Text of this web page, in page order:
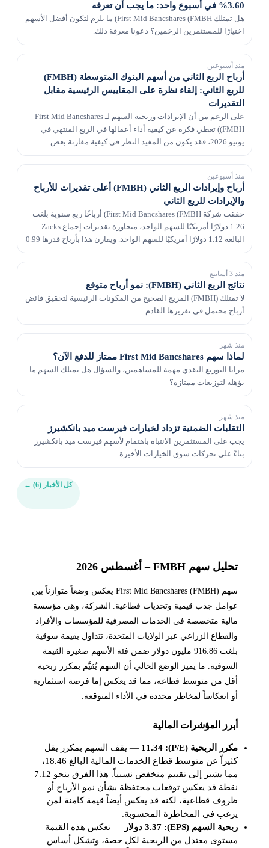
3.60% في أسبوع واحد: ما يجب أن تعرفه
هل تمتلك First Mid Bancshares (FMBH) ما يلزم لتكون أفضل الأسهم
اختيارًا للمستثمرين الزخمين؟ دعونا معرفة ذلك.
منذ أسبوعين
أرباح الربع الثاني من أسهم البنوك المتوسطة (FMBH)
للربع الثاني: إلقاء نظرة على المقاييس الرئيسية مقابل
التقديرات
على الرغم من أن الإيرادات وربحية السهم لـ First Mid Bancshares
(FMBH) تعطي فكرة عن كيفية أداء أعمالها في الربع المنتهي في
يونيو 2026، فقد يكون من المفيد النظر في كيفية مقارنة بعض
منذ أسبوعين
أرباح وإيرادات الربع الثاني (FMBH) أعلى تقديرات للأرباح
والإيرادات للربع الثاني
حققت شركة First Mid Bancshares (FMBH) أرباحًا ربع سنوية بلغت
1.26 دولارًا أمريكيًا للسهم الواحد، متجاوزة تقديرات إجماع Zacks
البالغة 1.12 دولارًا أمريكيًا للسهم الواحد. ويقارن هذا بأرباح قدرها 0.99
منذ 3 أسابيع
نتائج الربع الثاني (FMBH): نمو أرباح متوقع
لا تمتلك (FMBH) المزيج الصحيح من المكونات الرئيسية لتحقيق فائض
أرباح محتمل في تقريرها القادم.
منذ شهر
لماذا سهم First Mid Bancshares ممتاز للدفع الآن؟
مزايا التوزيع النقدي مهمة للمساهمين، والسؤال هل يمتلك السهم ما
يؤهله لتوزيعات ممتازة؟
منذ شهر
التقلبات الضمنية تزداد لخيارات فيرست ميد بانكشيرز
يجب على المستثمرين الانتباه باهتمام لأسهم فيرست ميد بانكشيرز
بناءً على تحركات سوق الخيارات الأخيرة.
كل الأخبار (6) ←
تحليل سهم FMBH – أغسطس 2026
سهم First Mid Bancshares (FMBH) يعكس وضعاً متوازناً بين
عوامل جذب قيمية وتحديات قطاعية. الشركة، وهي مؤسسة
مالية متخصصة في الخدمات المصرفية للمؤسسات والأفراد
والقطاع الزراعي عبر الولايات المتحدة، تتداول بقيمة سوقية
بلغت 916.86 مليون دولار ضمن فئة الأسهم صغيرة القيمة
السوقية. ما يميز الوضع الحالي أن السهم يُقيَّم بمكرر ربحية
أقل من متوسط قطاعه، مما قد يعكس إما فرصة استثمارية
أو انعكاساً لمخاطر محددة في الأداء المتوقعة.
أبرز المؤشرات المالية
مكرر الربحية (P/E): 11.34
— يقف السهم بمكرر يقل
كثيراً عن متوسط قطاع الخدمات المالية البالغ 18.46،
مما يشير إلى تقييم منخفض نسبياً. هذا الفرق بنحو 7.12
نقطة قد يعكس توقعات محتفظة بشأن نمو الأرباح أو
ظروف قطاعية، لكنه قد يعكس أيضاً قيمة كامنة لمن
يرغب في المخاطرة المحسوبة.
ربحية السهم (EPS): 3.37 دولار
— تعكس هذه القيمة
مستوى معتدل من الربحية لكل حصة، وتشكل أساس